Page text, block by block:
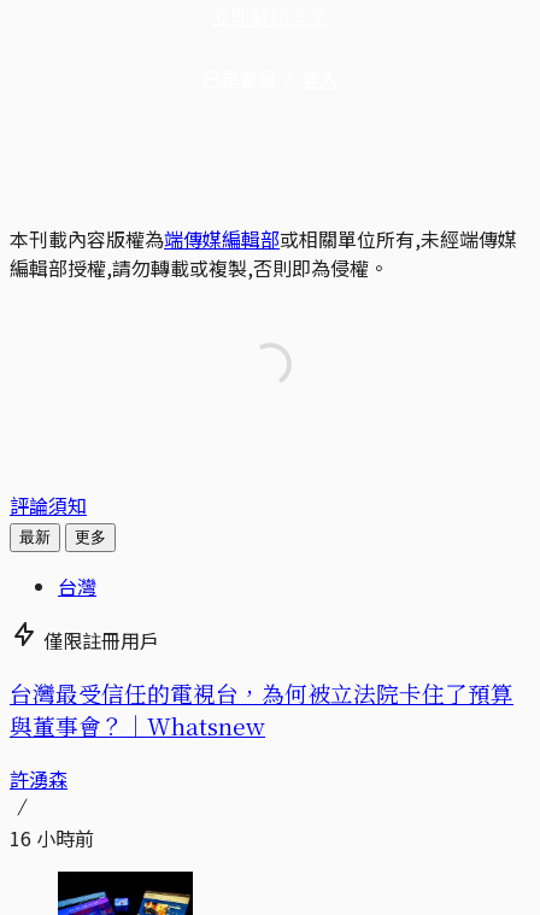
本刊載內容版權為端傳媒編輯部或相關單位所有,未經端傳媒
編輯部授權,請勿轉載或複製,否則即為侵權。
評論須知
最新 更多
台灣
僅限註冊用戶
台灣最受信任的電視台，為何被立法院卡住了預算
與董事會？｜Whatsnew
許湧森
16 小時前